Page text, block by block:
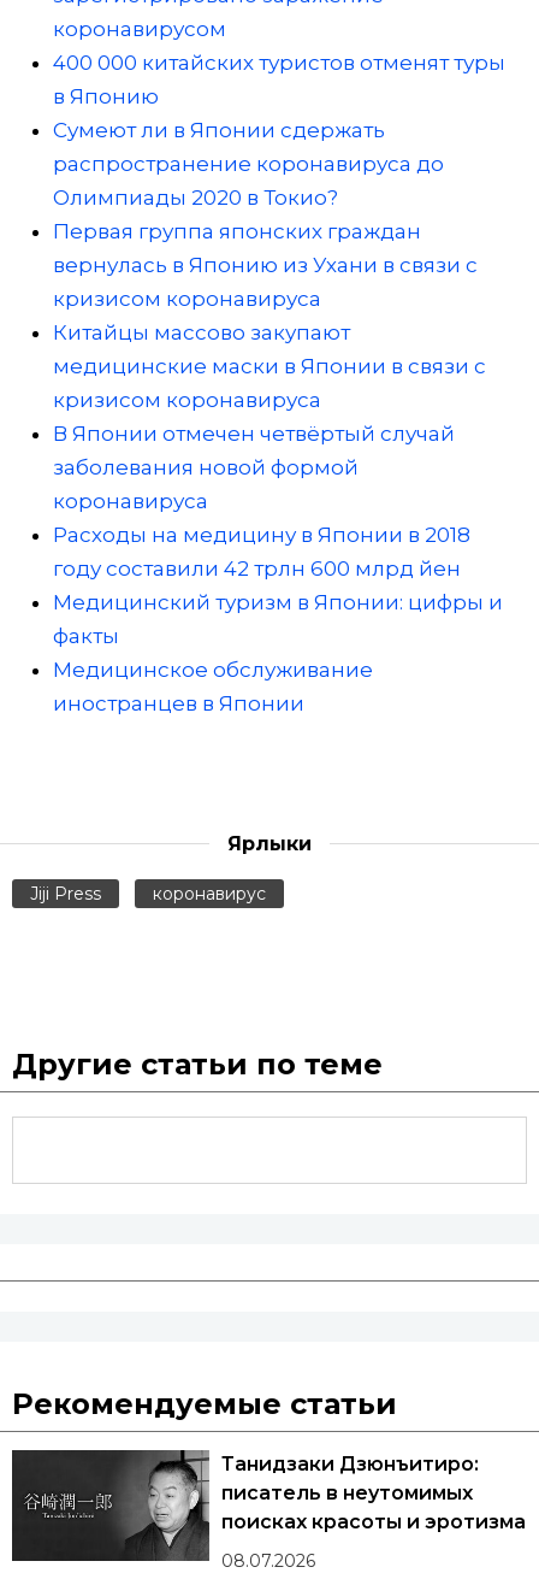
коронавирусом
400 000 китайских туристов отменят туры
в Японию
Сумеют ли в Японии сдержать
распространение коронавируса до
Олимпиады 2020 в Токио?
Первая группа японских граждан
вернулась в Японию из Ухани в связи с
кризисом коронавируса
Китайцы массово закупают
медицинские маски в Японии в связи с
кризисом коронавируса
В Японии отмечен четвёртый случай
заболевания новой формой
коронавируса
Расходы на медицину в Японии в 2018
году составили 42 трлн 600 млрд йен
Медицинский туризм в Японии: цифры и
факты
Медицинское обслуживание
иностранцев в Японии
Ярлыки
Jiji Press коронавирус
Другие статьи по теме
Рекомендуемые статьи
Танидзаки Дзюнъитиро:
писатель в неутомимых
поисках красоты и эротизма
08.07.2026